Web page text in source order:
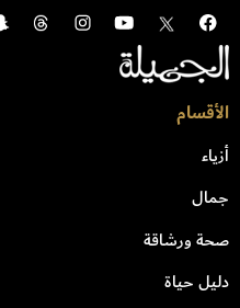
الأقسام
أزياء
جمال
صحة ورشاقة
دليل حياة